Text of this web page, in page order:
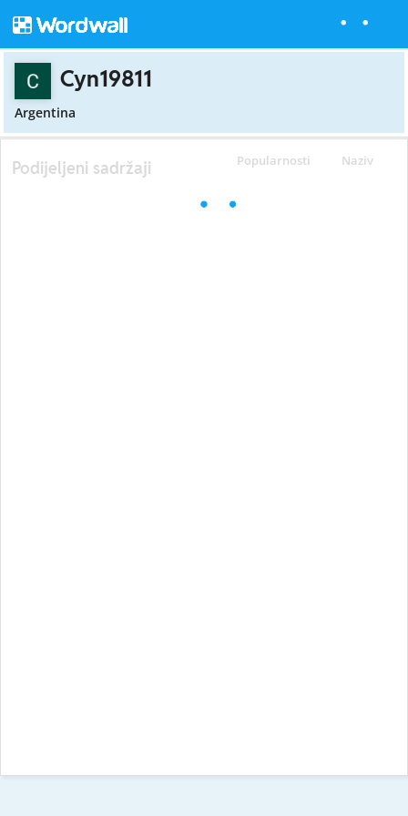
Cyn19811
Argentina
Popularnosti Naziv
Podijeljeni sadržaji